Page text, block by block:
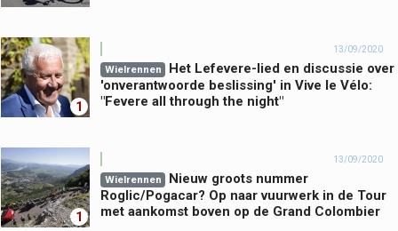
1
13/09/2020
Wielrennen
Het Lefevere-lied en discussie over
'onverantwoorde beslissing' in Vive le Vélo:
"Fevere all through the night"
1
13/09/2020
Wielrennen
Nieuw groots nummer
Roglic/Pogacar? Op naar vuurwerk in de Tour
met aankomst boven op de Grand Colombier